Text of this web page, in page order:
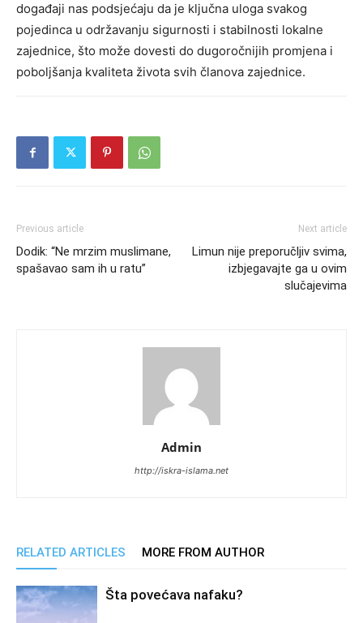
događaji nas podsjećaju da je ključna uloga svakog
pojedinca u održavanju sigurnosti i stabilnosti lokalne
zajednice, što može dovesti do dugoročnijih promjena i
poboljšanja kvaliteta života svih članova zajednice.
Previous article
Dodik: “Ne mrzim muslimane,
spašavao sam ih u ratu”
Next article
Limun nije preporučljiv svima,
izbjegavajte ga u ovim
slučajevima
Admin
http://iskra-islama.net
RELATED ARTICLES MORE FROM AUTHOR
Šta povećava nafaku?